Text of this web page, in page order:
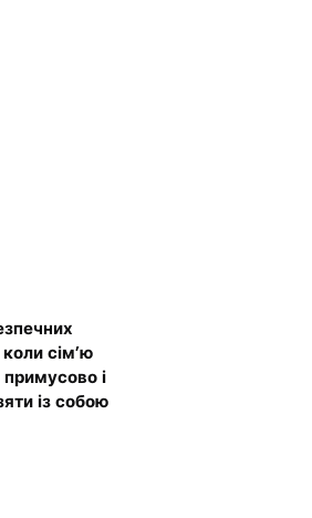
сім’ю
і
із собою